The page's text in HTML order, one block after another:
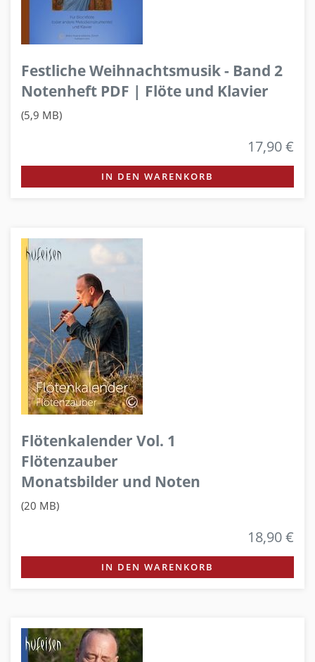
Festliche Weihnachtsmusik - Band 2
Notenheft PDF | Flöte und Klavier
(5,9 MB)
17,90 €
IN DEN WARENKORB
Flötenkalender Vol. 1
Flötenzauber
Monatsbilder und Noten
(20 MB)
18,90 €
IN DEN WARENKORB